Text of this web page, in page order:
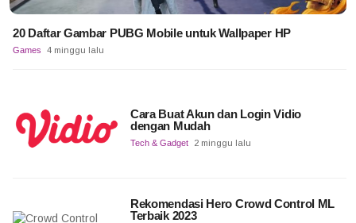
20 Daftar Gambar PUBG Mobile untuk Wallpaper HP
Games 4 minggu lalu
Cara Buat Akun dan Login Vidio
dengan Mudah
Tech & Gadget 2 minggu lalu
Rekomendasi Hero Crowd Control ML
Terbaik 2023